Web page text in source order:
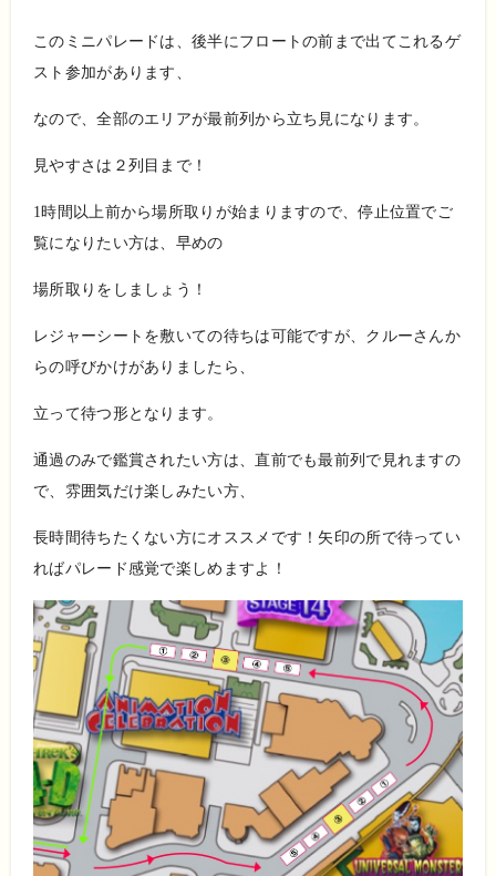
このミニパレードは、後半にフロートの前まで出てこれるゲ
スト参加があります、
なので、全部のエリアが最前列から立ち見になります。
見やすさは２列目まで！
1時間以上前から場所取りが始まりますので、停止位置でご
覧になりたい方は、早めの
場所取りをしましょう！
レジャーシートを敷いての待ちは可能ですが、クルーさんか
らの呼びかけがありましたら、
立って待つ形となります。
通過のみで鑑賞されたい方は、直前でも最前列で見れますの
で、雰囲気だけ楽しみたい方、
長時間待ちたくない方にオススメです！矢印の所で待ってい
ればパレード感覚で楽しめますよ！